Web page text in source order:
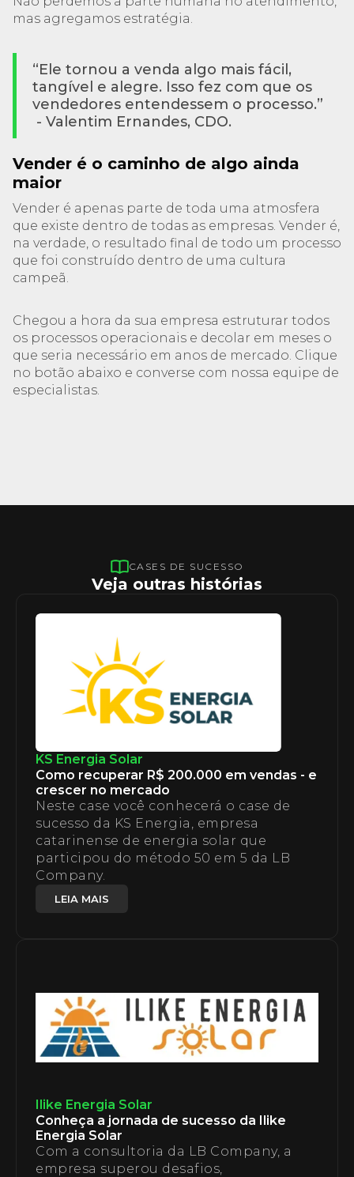
mas agregamos estratégia.
“Ele tornou a venda algo mais fácil,
tangível e alegre. Isso fez com que os
vendedores entendessem o processo.”
- Valentim Ernandes, CDO.
Vender é o caminho de algo ainda
maior
Vender é apenas parte de toda uma atmosfera
que existe dentro de todas as empresas. Vender é,
na verdade, o resultado final de todo um processo
que foi construído dentro de uma cultura
campeã.
Chegou a hora da sua empresa estruturar todos
os processos operacionais e decolar em meses o
que seria necessário em anos de mercado. Clique
no botão abaixo e converse com nossa equipe de
especialistas.
CASES DE SUCESSO
Veja outras histórias
KS Energia Solar
Como recuperar R$ 200.000 em vendas - e
crescer no mercado
Neste case você conhecerá o case de
sucesso da KS Energia, empresa
catarinense de energia solar que
participou do método 50 em 5 da LB
Company.
LEIA MAIS
Ilike Energia Solar
Conheça a jornada de sucesso da Ilike
Energia Solar
Com a consultoria da LB Company, a
empresa superou desafios,